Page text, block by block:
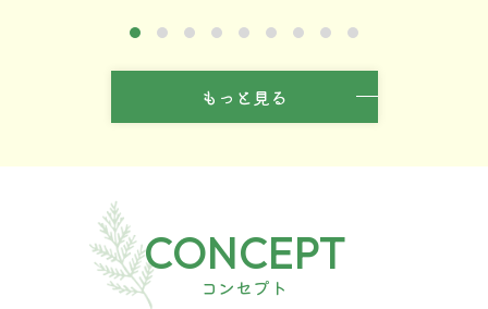
1 2 3 4 5 6 7 8 9
もっと見る
CONCEPT
コンセプト